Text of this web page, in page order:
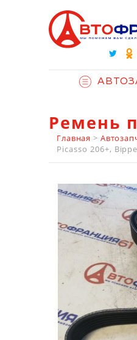
Ремень
Главная >
Picasso 206+,